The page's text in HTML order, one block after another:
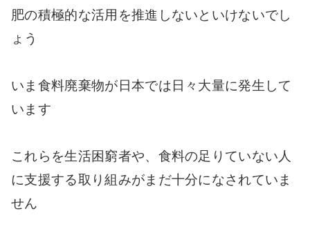
肥の積極的な活用を推進しないといけないでし
ょう
いま食料廃棄物が日本では日々大量に発生して
います
これらを生活困窮者や、食料の足りていない人
に支援する取り組みがまだ十分になされていま
せん